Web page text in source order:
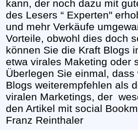
kann, der noch dazu mit
des Lesers “ Experten"
und mehr Verkäufe
Vorteile, obwohl dies doch
können Sie die Kraft Blogs
etwa virales Maketing oder
Überlegen Sie einmal,
Blogs weiterempfehlen als
viralen Marketings, der
den Artikel mit social
Franz Reinthaler